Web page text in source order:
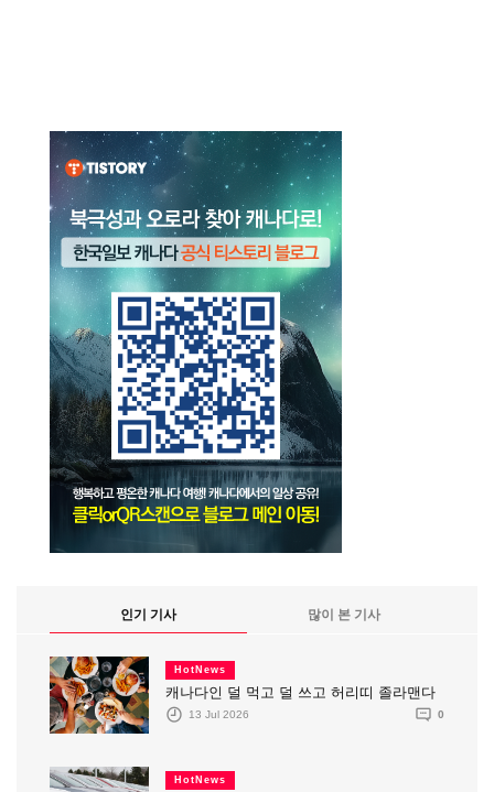
인기 기사 많이 본 기사
HotNews
캐나다인 덜 먹고 덜 쓰고 허리띠 졸라맨다
13 Jul 2026 0
HotNews